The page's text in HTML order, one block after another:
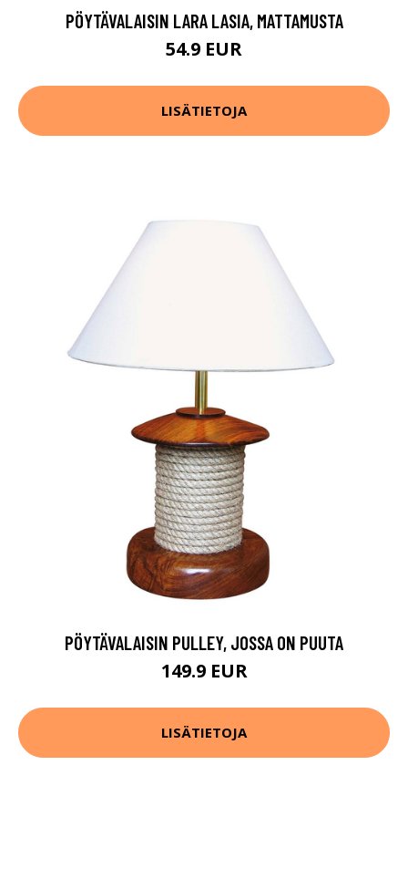
PÖYTÄVALAISIN LARA LASIA, MATTAMUSTA
54.9 EUR
LISÄTIETOJA
PÖYTÄVALAISIN PULLEY, JOSSA ON PUUTA
149.9 EUR
LISÄTIETOJA